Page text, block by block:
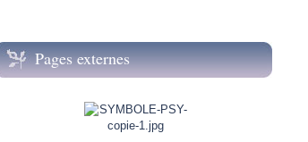
Pages externes